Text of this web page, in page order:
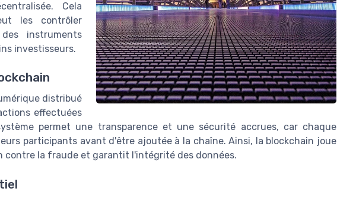
Cela
les contrôler
instruments
investisseurs.
distribué
effectuées
permet une transparence et une sécurité accrues, car chaque
participants avant d'être ajoutée à la chaîne. Ainsi, la blockchain joue
contre la fraude et garantit l'intégrité des données.